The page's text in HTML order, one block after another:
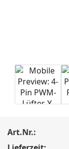
Art.Nr.: